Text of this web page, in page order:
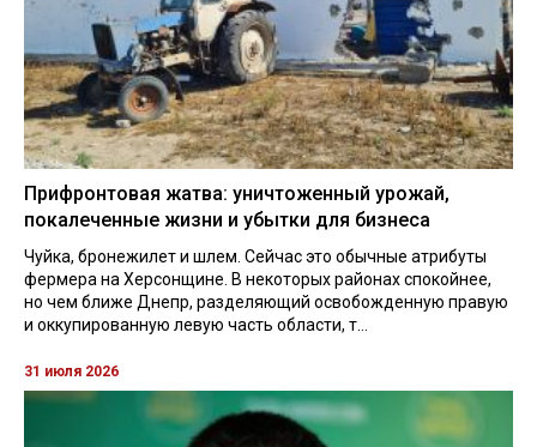
Прифронтовая жатва: уничтоженный урожай,
покалеченные жизни и убытки для бизнеса
Чуйка, бронежилет и шлем. Сейчас это обычные атрибуты
фермера на Херсонщине. В некоторых районах спокойнее,
но чем ближе Днепр, разделяющий освобожденную правую
и оккупированную левую часть области, т...
31 июля 2026